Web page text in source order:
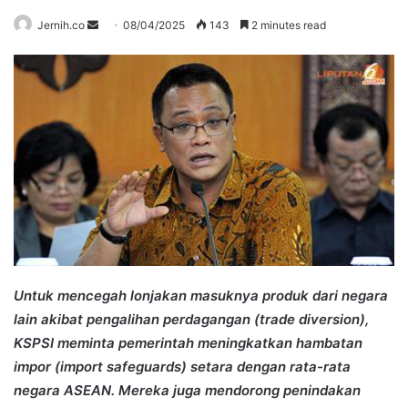
Jernih.co
Send
email
08/04/2025 143 2 minutes read
Untuk mencegah lonjakan masuknya produk dari negara
lain akibat pengalihan perdagangan (trade diversion),
KSPSI meminta pemerintah meningkatkan hambatan
impor (import safeguards) setara dengan rata-rata
negara ASEAN. Mereka juga mendorong penindakan